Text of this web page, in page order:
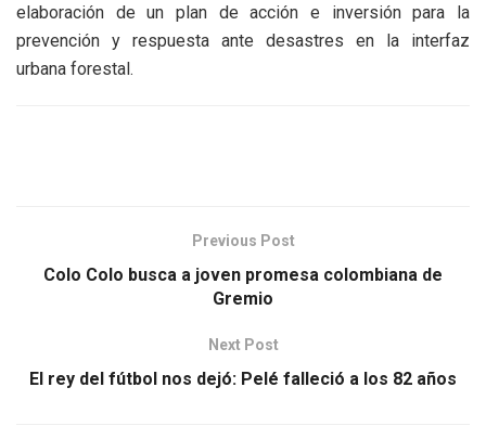
elaboración de un plan de acción e inversión para la
prevención y respuesta ante desastres en la interfaz
urbana forestal.
Previous Post
Colo Colo busca a joven promesa colombiana de
Gremio
Next Post
El rey del fútbol nos dejó: Pelé falleció a los 82 años